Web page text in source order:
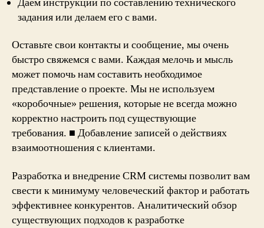
задания или делаем его с вами.
Оставьте свои контакты и сообщение, мы очень
быстро свяжемся с вами. Каждая мелочь и мысль
может помочь нам составить необходимое
представление о проекте. Мы не используем
«коробочные» решения, которые не всегда можно
корректно настроить под существующие
требования. ■ Добавление записей о действиях
взаимоотношения с клиентами.
Разработка и внедрение CRM системы позволит вам
свести к минимуму человеческий фактор и работать
эффективнее конкурентов. Аналитический обзор
существующих подходов к разработке